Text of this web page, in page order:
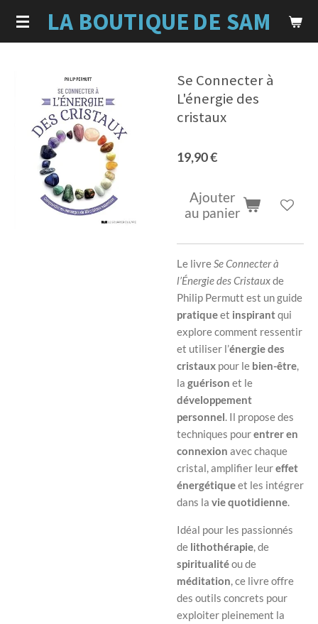
Passer
au
LA BOUTIQUE DE SAM
Se Connecter à
L'énergie des
cristaux
19,90 €
Ajouter
au panier
Le livreSe Connecter à
l’Énergie des Cristauxde
Philip Permutt est un guide
pratiqueet inspirantqui
explore comment ressentir
et utiliser l’énergie des
cristaux pour le bien-être,
la guérison et le
développement
personnel. Il propose des
techniques pourentrer en
connexion avec chaque
cristal, amplifier leureffet
énergétiqueet les intégrer
dans la vie quotidienne.
Idéal pour les passionnés
de lithothérapie, de
spiritualitéou de
méditation, ce livre offre
des outils concrets pour
exploiter pleinement la